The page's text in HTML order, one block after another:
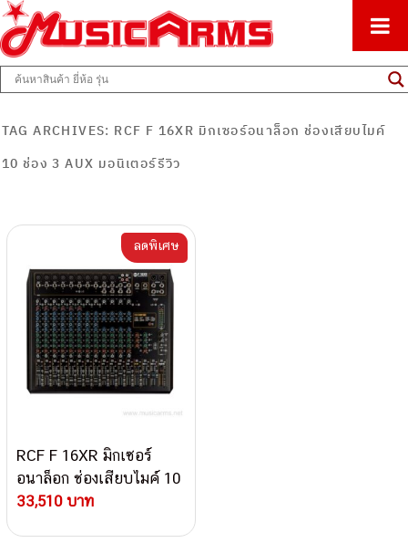
Music Arms
ศูนย์รวมครื่องดนตรีทุกชนิด ตั้งแต่เริ่มต้นถึงมืออาชีพ
TAG ARCHIVES: RCF F 16XR มิกเซอร์อนาล็อก ช่องเสียบไมค์
10 ช่อง 3 AUX มอนิเตอร์รีวิว
RCF F 16XR มิกเซอร์
อนาล็อก ช่องเสียบไมค์ 10
ช่อง 3 Aux มอนิเตอร์
33,510 บาท
ลดพิเศษ